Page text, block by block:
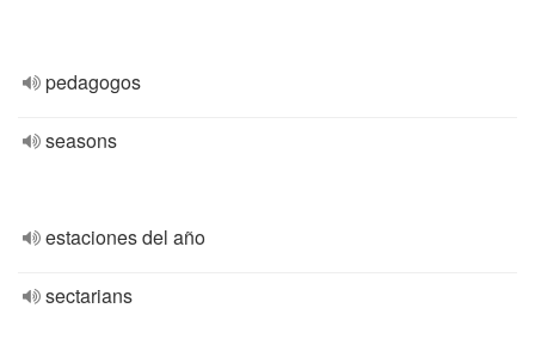
pedagogos
seasons
estaciones del año
sectarians